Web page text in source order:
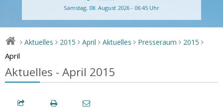
Samstag, 08. August 2026 - 06:45 Uhr
> Aktuelles > 2015 > April > Aktuelles > Presseraum > 2015 >
April
Aktuelles - April 2015